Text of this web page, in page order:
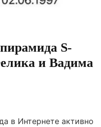
S-
и Вадима
в Интернете активно